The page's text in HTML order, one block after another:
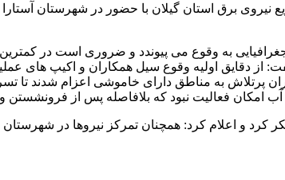
برق استان گیلان با حضور در شهرستان
به وقوع می پیوندد و ضروری است در
از دقایق اولیه وقوع سیل همکاران و اکیپ های
پرتلاش به مناطق دارای خاموشی اعزام شدند تا
امکان فعالیت نبود که بلافاصله پس از
کرد و اعلام کرد: همچنان تمرکز نیروها در